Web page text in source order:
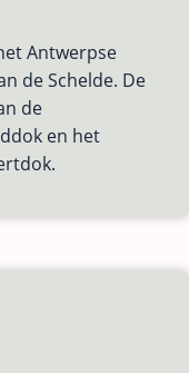
Antwerpse
de Schelde. De
de
en het